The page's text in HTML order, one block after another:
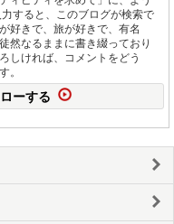
すると、このブログが検索で
好きで、旅が好きで、有名
然なるままに書き綴っており
しければ、コメントをどう
。
ーする